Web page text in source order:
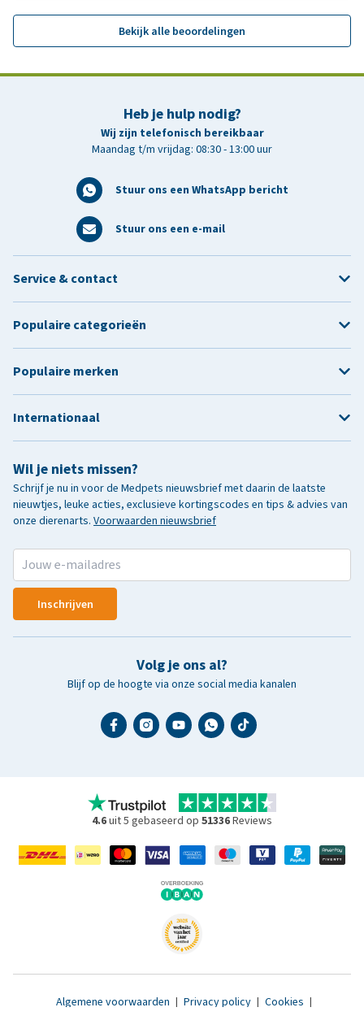
Bekijk alle beoordelingen
Heb je hulp nodig?
Wij zijn telefonisch bereikbaar
Maandag t/m vrijdag: 08:30 - 13:00 uur
Stuur ons een WhatsApp bericht
Stuur ons een e-mail
Wil je niets missen?
Schrijf je nu in voor de Medpets nieuwsbrief met daarin de laatste
nieuwtjes, leuke acties, exclusieve kortingscodes en tips & advies van
onze dierenarts. Voorwaarden nieuwsbrief
Inschrijven
Volg je ons al?
Blijf op de hoogte via onze social media kanalen
Service & contact
Populaire categorieën
Populaire merken
Internationaal
4.6uit 5 gebaseerd op 51336Reviews
Algemene voorwaarden | Privacy policy | Cookies |